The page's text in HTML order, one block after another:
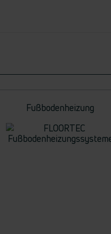
Fußbodenheizung